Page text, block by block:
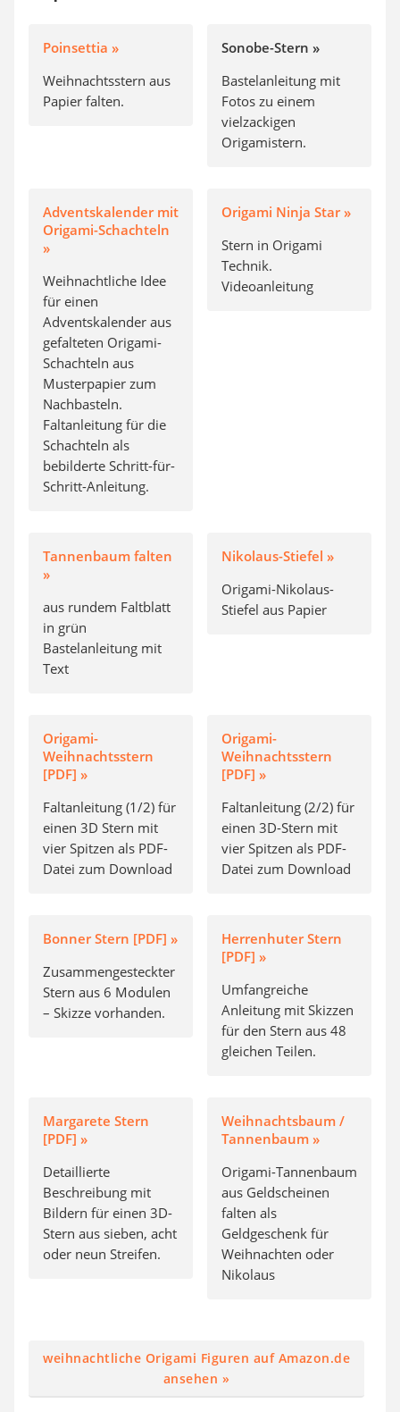
Poinsettia »
Weihnachtsstern aus
Papier falten.
Sonobe-Stern »
Bastelanleitung mit
Fotos zu einem
vielzackigen
Origamistern.
Adventskalender mit
Origami-Schachteln
»
Weihnachtliche Idee
für einen
Adventskalender aus
gefalteten Origami-
Schachteln aus
Musterpapier zum
Nachbasteln.
Faltanleitung für die
Schachteln als
bebilderte Schritt-für-
Schritt-Anleitung.
Origami Ninja Star »
Stern in Origami
Technik.
Videoanleitung
Tannenbaum falten
»
aus rundem Faltblatt
in grün
Bastelanleitung mit
Text
Nikolaus-Stiefel »
Origami-Nikolaus-
Stiefel aus Papier
Origami-
Weihnachtsstern
[PDF] »
Faltanleitung (1/2) für
einen 3D Stern mit
vier Spitzen als PDF-
Datei zum Download
Origami-
Weihnachtsstern
[PDF] »
Faltanleitung (2/2) für
einen 3D-Stern mit
vier Spitzen als PDF-
Datei zum Download
Bonner Stern [PDF] »
Zusammengesteckter
Stern aus 6 Modulen
– Skizze vorhanden.
Herrenhuter Stern
[PDF] »
Umfangreiche
Anleitung mit Skizzen
für den Stern aus 48
gleichen Teilen.
Margarete Stern
[PDF] »
Detaillierte
Beschreibung mit
Bildern für einen 3D-
Stern aus sieben, acht
oder neun Streifen.
Weihnachtsbaum /
Tannenbaum »
Origami-Tannenbaum
aus Geldscheinen
falten als
Geldgeschenk für
Weihnachten oder
Nikolaus
weihnachtliche Origami Figuren auf Amazon.de
ansehen »